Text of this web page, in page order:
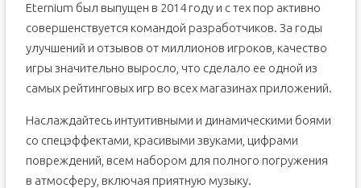
Eternium был выпущен в 2014 году и с тех пор активно
совершенствуется командой разработчиков. За годы
улучшений и отзывов от миллионов игроков, качество
игры значительно выросло, что сделало ее одной из
самых рейтинговых игр во всех магазинах приложений.
Наслаждайтесь интуитивными и динамическими боями
со спецэффектами, красивыми звуками, цифрами
повреждений, всем набором для полного погружения
в атмосферу, включая приятную музыку.